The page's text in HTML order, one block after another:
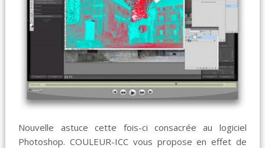
Nouvelle astuce cette fois-ci consacrée au logiciel
Photoshop. COULEUR-ICC vous propose en effet de